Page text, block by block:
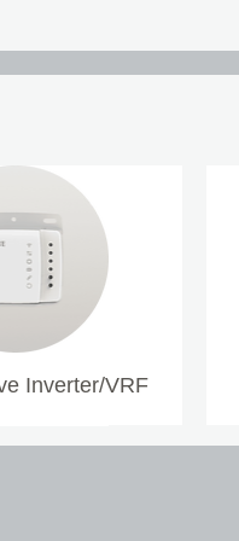
Inverter/VRF